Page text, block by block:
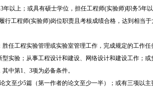
以上；或具有硕士学位，担任工程师(实验师)职务5年
行工程师(实验师)岗位职责且考核成绩合格，达到相当
任工程实验管理或实验室管理工作，完成规定的工作
实验；从事工程设计和建设、网络设计和建设工作；
中第1、3项为必备条件。
文至少5篇（第一作者的论文至少一半）；或有三项以